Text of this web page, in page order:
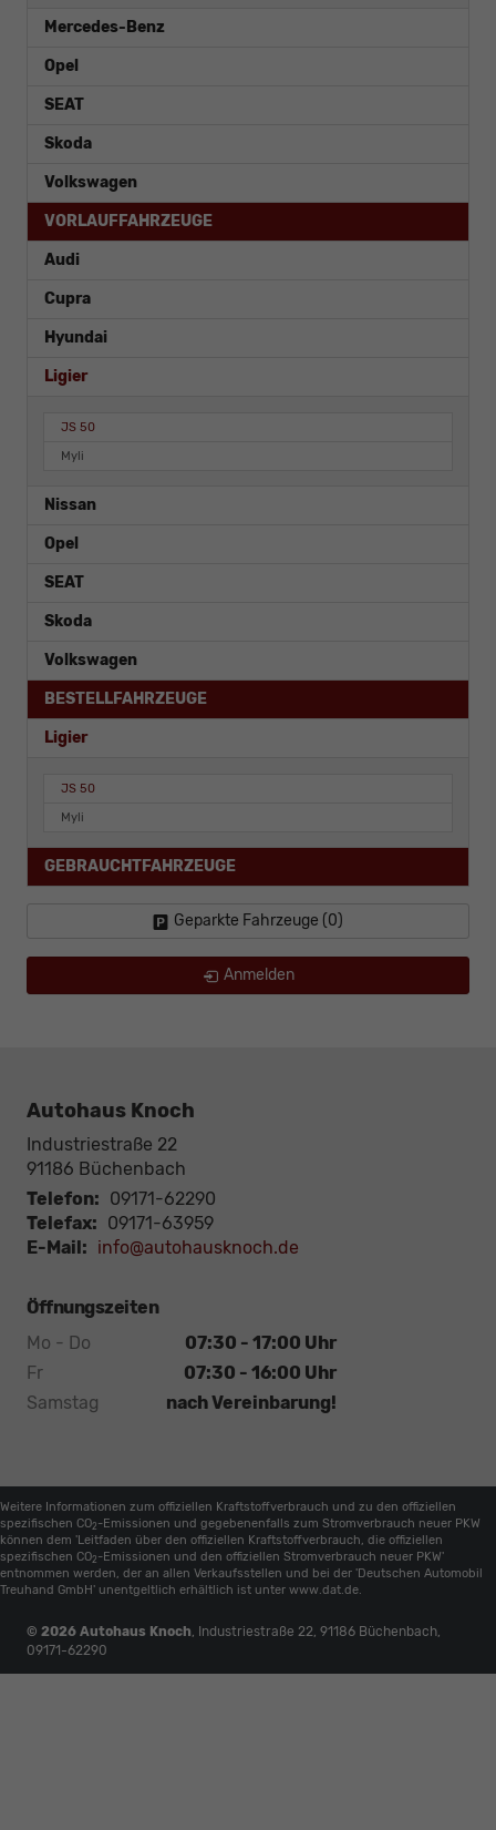
Mercedes-Benz
Opel
SEAT
Skoda
Volkswagen
VORLAUFFAHRZEUGE
Audi
Cupra
Hyundai
Ligier
JS 50
Myli
Nissan
Opel
SEAT
Skoda
Volkswagen
BESTELLFAHRZEUGE
Ligier
JS 50
Myli
GEBRAUCHTFAHRZEUGE
Geparkte Fahrzeuge (0)
Anmelden
Autohaus Knoch
Industriestraße 22
91186 Büchenbach
Telefon: 09171-62290
Telefax: 09171-63959
E-Mail: info@autohausknoch.de
Öffnungszeiten
Mo - Do
07:30 - 17:00 Uhr
Fr
07:30 - 16:00 Uhr
Samstag
nach Vereinbarung!
Weitere Informationen zum offiziellen Kraftstoffverbrauch und zu den offiziellen
spezifischen CO2 -Emissionen und gegebenenfalls zum Stromverbrauch neuer PKW
können dem 'Leitfaden über den offiziellen Kraftstoffverbrauch, die offiziellen
spezifischen CO2 -Emissionen und den offiziellen Stromverbrauch neuer PKW'
entnommen werden, der an allen Verkaufsstellen und bei der 'Deutschen Automobil
Treuhand GmbH' unentgeltlich erhältlich ist unter www.dat.de.
© 2026 Autohaus Knoch, Industriestraße 22, 91186 Büchenbach,
09171-62290